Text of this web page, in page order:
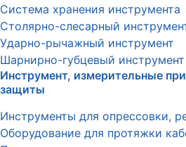
Система хранения инструмента
Столярно-слесарный
Ударно-рычажный инструмент
Шарнирно-губцевый инструмент
Инструмент, измерительные
защиты
Инструменты для опрессовки,
Оборудование для протяжки